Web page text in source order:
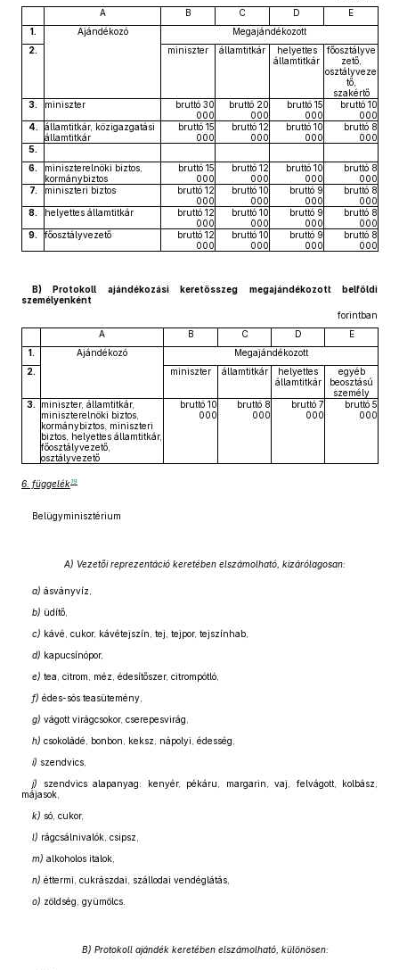
A
B C D
E
1.
Ajándékozó
Megajándékozott
2.
miniszter államtitkár
helyettes
államtitkár
főosztályve
zető,
osztályveze
tő,
szakértő
3.
miniszter
bruttó 30
000
bruttó 20
000
bruttó 15
000
bruttó 10
000
4.
államtitkár, közigazgatási
államtitkár
bruttó 15
000
bruttó 12
000
bruttó 10
000
bruttó 8
000
5.
6.
miniszterelnöki biztos,
kormánybiztos
bruttó 15
000
bruttó 12
000
bruttó 10
000
bruttó 8
000
7.
miniszteri biztos
bruttó 12
000
bruttó 10
000
bruttó 9
000
bruttó 8
000
8.
helyettes államtitkár
bruttó 12
000
bruttó 10
000
bruttó 9
000
bruttó 8
000
9.
főosztályvezető
bruttó 12
000
bruttó 10
000
bruttó 9
000
bruttó 8
000
B) Protokoll ajándékozási keretösszeg megajándékozott belföldi
személyenként
forintban
A
B C D
E
1.
Ajándékozó
Megajándékozott
2.
miniszter államtitkár
helyettes
államtitkár
egyéb
beosztású
személy
3.
miniszter, államtitkár,
miniszterelnöki biztos,
kormánybiztos, miniszteri
biztos, helyettes államtitkár,
főosztályvezető,
osztályvezető
bruttó 10
000
bruttó 8
000
bruttó 7
000
bruttó 5
000
6. függelék19
Belügyminisztérium
A) Vezetői reprezentáció keretében elszámolható, kizárólagosan:
a) ásványvíz,
b) üdítő,
c) kávé, cukor, kávétejszín, tej, tejpor, tejszínhab,
d) kapucsínópor,
e) tea, citrom, méz, édesítőszer, citrompótló,
f) édes-sós teasütemény,
g) vágott virágcsokor, cserepesvirág,
h) csokoládé, bonbon, keksz, nápolyi, édesség,
i) szendvics,
j) szendvics alapanyag: kenyér, pékáru, margarin, vaj, felvágott, kolbász,
májasok,
k) só, cukor,
l) rágcsálnivalók, csipsz,
m) alkoholos italok,
n) éttermi, cukrászdai, szállodai vendéglátás,
o) zöldség, gyümölcs.
B) Protokoll ajándék keretében elszámolható, különösen: